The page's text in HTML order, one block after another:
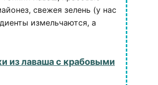
свежея зелень (у нас
измельчаются, а
из лаваша с крабовыми